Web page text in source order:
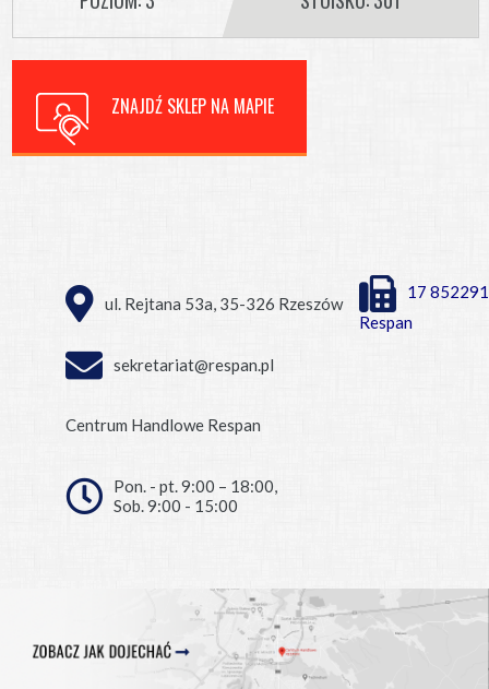
ZNAJDŹ SKLEP NA MAPIE
ul. Rejtana 53a, 35-326 Rzeszów
17
Respan
sekretariat@respan.pl
Centrum Handlowe Respan
Pon. - pt. 9:00 – 18:00,
Sob. 9:00 - 15:00